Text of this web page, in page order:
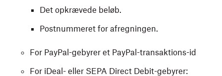
Det opkrævede beløb.
Postnummeret for afregningen.
For PayPal-gebyrer et PayPal-transaktions-id
For iDeal- eller SEPA Direct Debit-gebyrer: